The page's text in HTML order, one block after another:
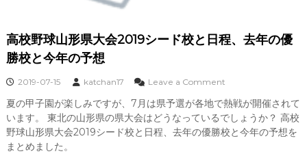
高校野球山形県大会2019シード校と日程、去年の優
勝校と今年の予想
2019-07-15 katchan17 Leave a Commento
高
校
野
夏の甲子園が楽しみですが、7月は県予選が各地で熱戦が開催されて
います。 東北の山形県の県大会はどうなっているでしょうか？ 高校
野球山形県大会2019シード校と日程、去年の優勝校と今年の予想を
まとめました。